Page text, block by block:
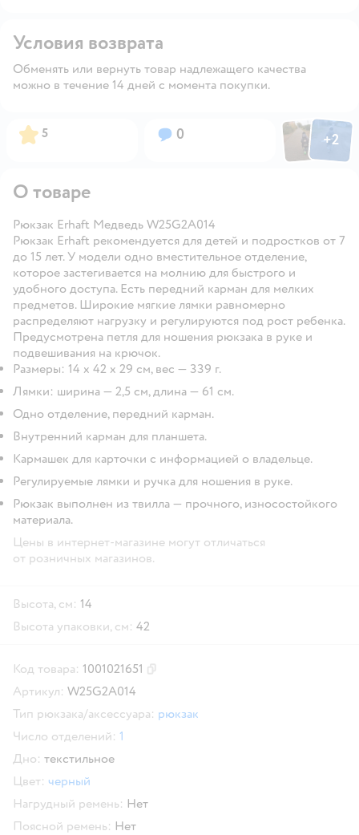
Условия возврата
Обменять или вернуть товар надлежащего качества
можно в течение 14 дней с момента покупки.
Рейтинг:
5 Вопросов:
0 ФотоФото
+2
О товаре
Рюкзак Erhaft Медведь W25G2A014
Рюкзак Erhaft рекомендуется для детей и подростков от 7
до 15 лет. У модели одно вместительное отделение,
которое застегивается на молнию для быстрого и
удобного доступа. Есть передний карман для мелких
предметов. Широкие мягкие лямки равномерно
распределяют нагрузку и регулируются под рост ребенка.
Предусмотрена петля для ношения рюкзака в руке и
подвешивания на крючок.
Размеры: 14 х 42 х 29 см, вес — 339 г.
Лямки: ширина — 2,5 см, длина — 61 см.
Одно отделение, передний карман.
Внутренний карман для планшета.
Кармашек для карточки с информацией о владельце.
Регулируемые лямки и ручка для ношения в руке.
Рюкзак выполнен из твилла — прочного, износостойкого
материала.
Цены в интернет-магазине могут отличаться
от розничных магазинов.
Высота, см: 14
Высота упаковки, см: 42
Код товара: 1001021651
Артикул: W25G2A014
Тип рюкзака/аксессуара: рюкзак
Число отделений: 1
Дно: текстильное
Цвет: черный
Нагрудный ремень: Нет
Поясной ремень: Нет